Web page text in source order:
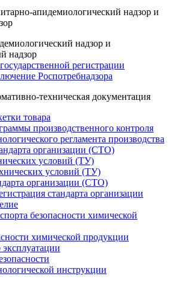
апидемиологический надзор и
надзор и
надзор
регистрации
Роспотребнадзора
техническая документация
товара
производственного контроля
регламента производства
организации (СТО)
условий (ТУ)
условий (ТУ)
организации (СТО)
стандарта организации
безопасности химической
химической продукции
инструкции